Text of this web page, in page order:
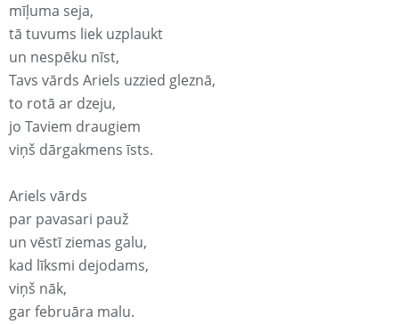
mīļuma seja,
tā tuvums liek uzplaukt
un nespēku nīst,
Tavs vārds Ariels uzzied gleznā,
to rotā ar dzeju,
jo Taviem draugiem
viņš dārgakmens īsts.
Ariels vārds
par pavasari pauž
un vēstī ziemas galu,
kad līksmi dejodams,
viņš nāk,
gar februāra malu.